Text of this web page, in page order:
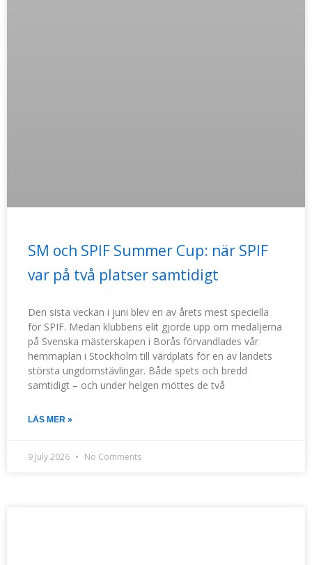
SM och SPIF Summer Cup: när SPIF
var på två platser samtidigt
Den sista veckan i juni blev en av årets mest speciella
för SPIF. Medan klubbens elit gjorde upp om medaljerna
på Svenska mästerskapen i Borås förvandlades vår
hemmaplan i Stockholm till värdplats för en av landets
största ungdomstävlingar. Både spets och bredd
samtidigt – och under helgen möttes de två
LÄS MER »
9 July 2026 No Comments